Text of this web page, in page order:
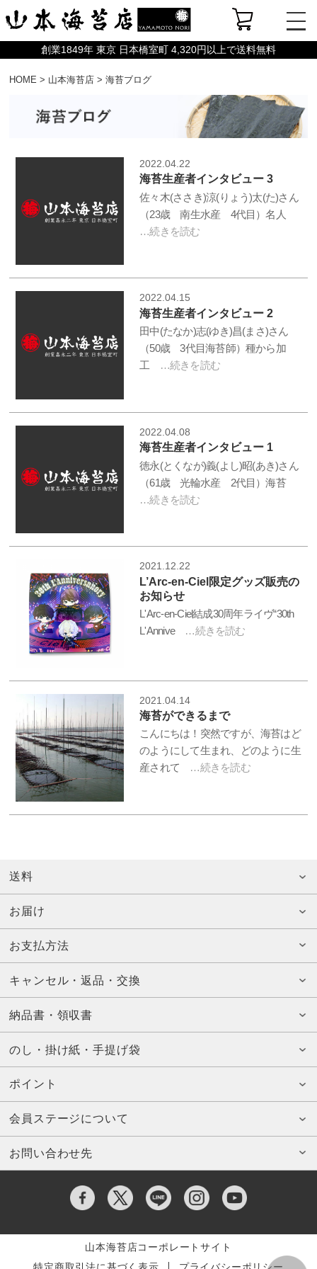
創業1849年 東京 日本橋室町 4,320円以上で送料無料
HOME > 山本海苔店 >海苔ブログ
2022.04.22
海苔生産者インタビュー 3
佐々木(ささき)涼(りょう)太(た)さん
（23歳 南生水産 4代目）名人
…続きを読む
2022.04.15
海苔生産者インタビュー 2
田中(たなか)志(ゆき)昌(まさ)さん
（50歳 3代目海苔師）種から加
工
…続きを読む
2022.04.08
海苔生産者インタビュー 1
徳永(とくなが)義(よし)昭(あき)さん
（61歳 光輪水産 2代目）海苔
…続きを読む
2021.12.22
L’Arc-en-Ciel限定グッズ販売の
お知らせ
L'Arc-en-Ciel結成30周年ライヴ“30th
L'Annive
…続きを読む
2021.04.14
海苔ができるまで
こんにちは！突然ですが、海苔はど
のようにして生まれ、どのように生
産されて …続きを読む
送料
お届け
お支払方法
キャンセル・返品・交換
納品書・領収書
のし・掛け紙・手提げ袋
ポイント
会員ステージについて
お問い合わせ先
山本海苔店コーポレートサイト
特定商取引法に基づく表示
プライバシーポリシー